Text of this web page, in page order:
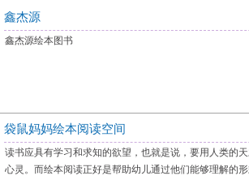
鑫杰源
鑫杰源绘本图书
袋鼠妈妈绘本阅读空间
读书应具有学习和求知的欲望，也就是说，要用人类的
心灵。而绘本阅读正好是帮助幼儿通过他们能够理解